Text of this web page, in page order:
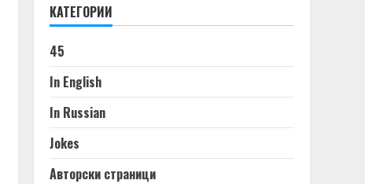
КАТЕГОРИИ
45
In English
In Russian
Jokes
Авторски страници